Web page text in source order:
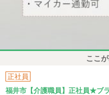
ここ
正社員
福井市【介護職員】正社員★ブ